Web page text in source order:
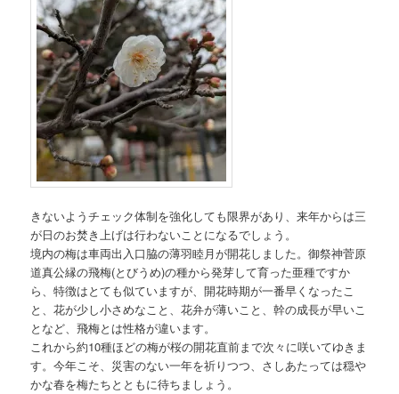
きないようチェック体制を強化しても限界があり、来年からは三
が日のお焚き上げは行わないことになるでしょう。
境内の梅は車両出入口脇の薄羽睦月が開花しました。御祭神菅原
道真公縁の飛梅(とびうめ)の種から発芽して育った亜種ですか
ら、特徴はとても似ていますが、開花時期が一番早くなったこ
と、花が少し小さめなこと、花弁が薄いこと、幹の成長が早いこ
となど、飛梅とは性格が違います。
これから約10種ほどの梅が桜の開花直前まで次々に咲いてゆきま
す。今年こそ、災害のない一年を祈りつつ、さしあたっては穏や
かな春を梅たちとともに待ちましょう。